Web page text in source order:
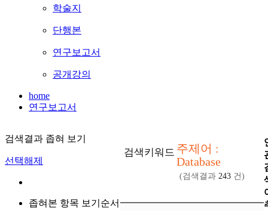
학술지
단행본
연구보고서
공개강의
home
연구보고서
검색결과 좁혀 보기
선택해제
좁혀본 항목 보기순서
검색키워드 주제어 :
Database
(검색결과 243 건)